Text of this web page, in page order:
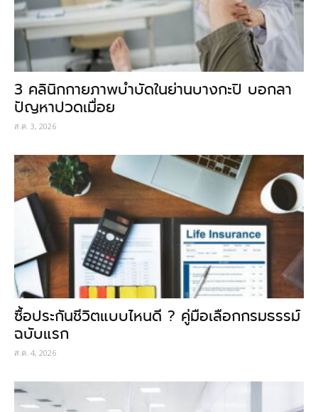
3 คลินิกกายภาพบำบัดในย่านบางกะปิ บอกลา
ปัญหาปวดเมื่อย
ส.ค. 3, 2026
ซื้อประกันชีวิตแบบไหนดี ? คู่มือเลือกกรมธรรม์
ฉบับแรก
ส.ค. 4, 2026